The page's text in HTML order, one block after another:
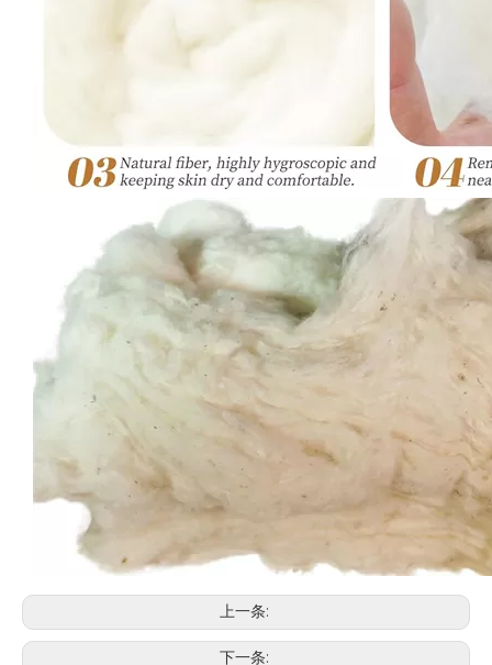
上一条:
下一条: